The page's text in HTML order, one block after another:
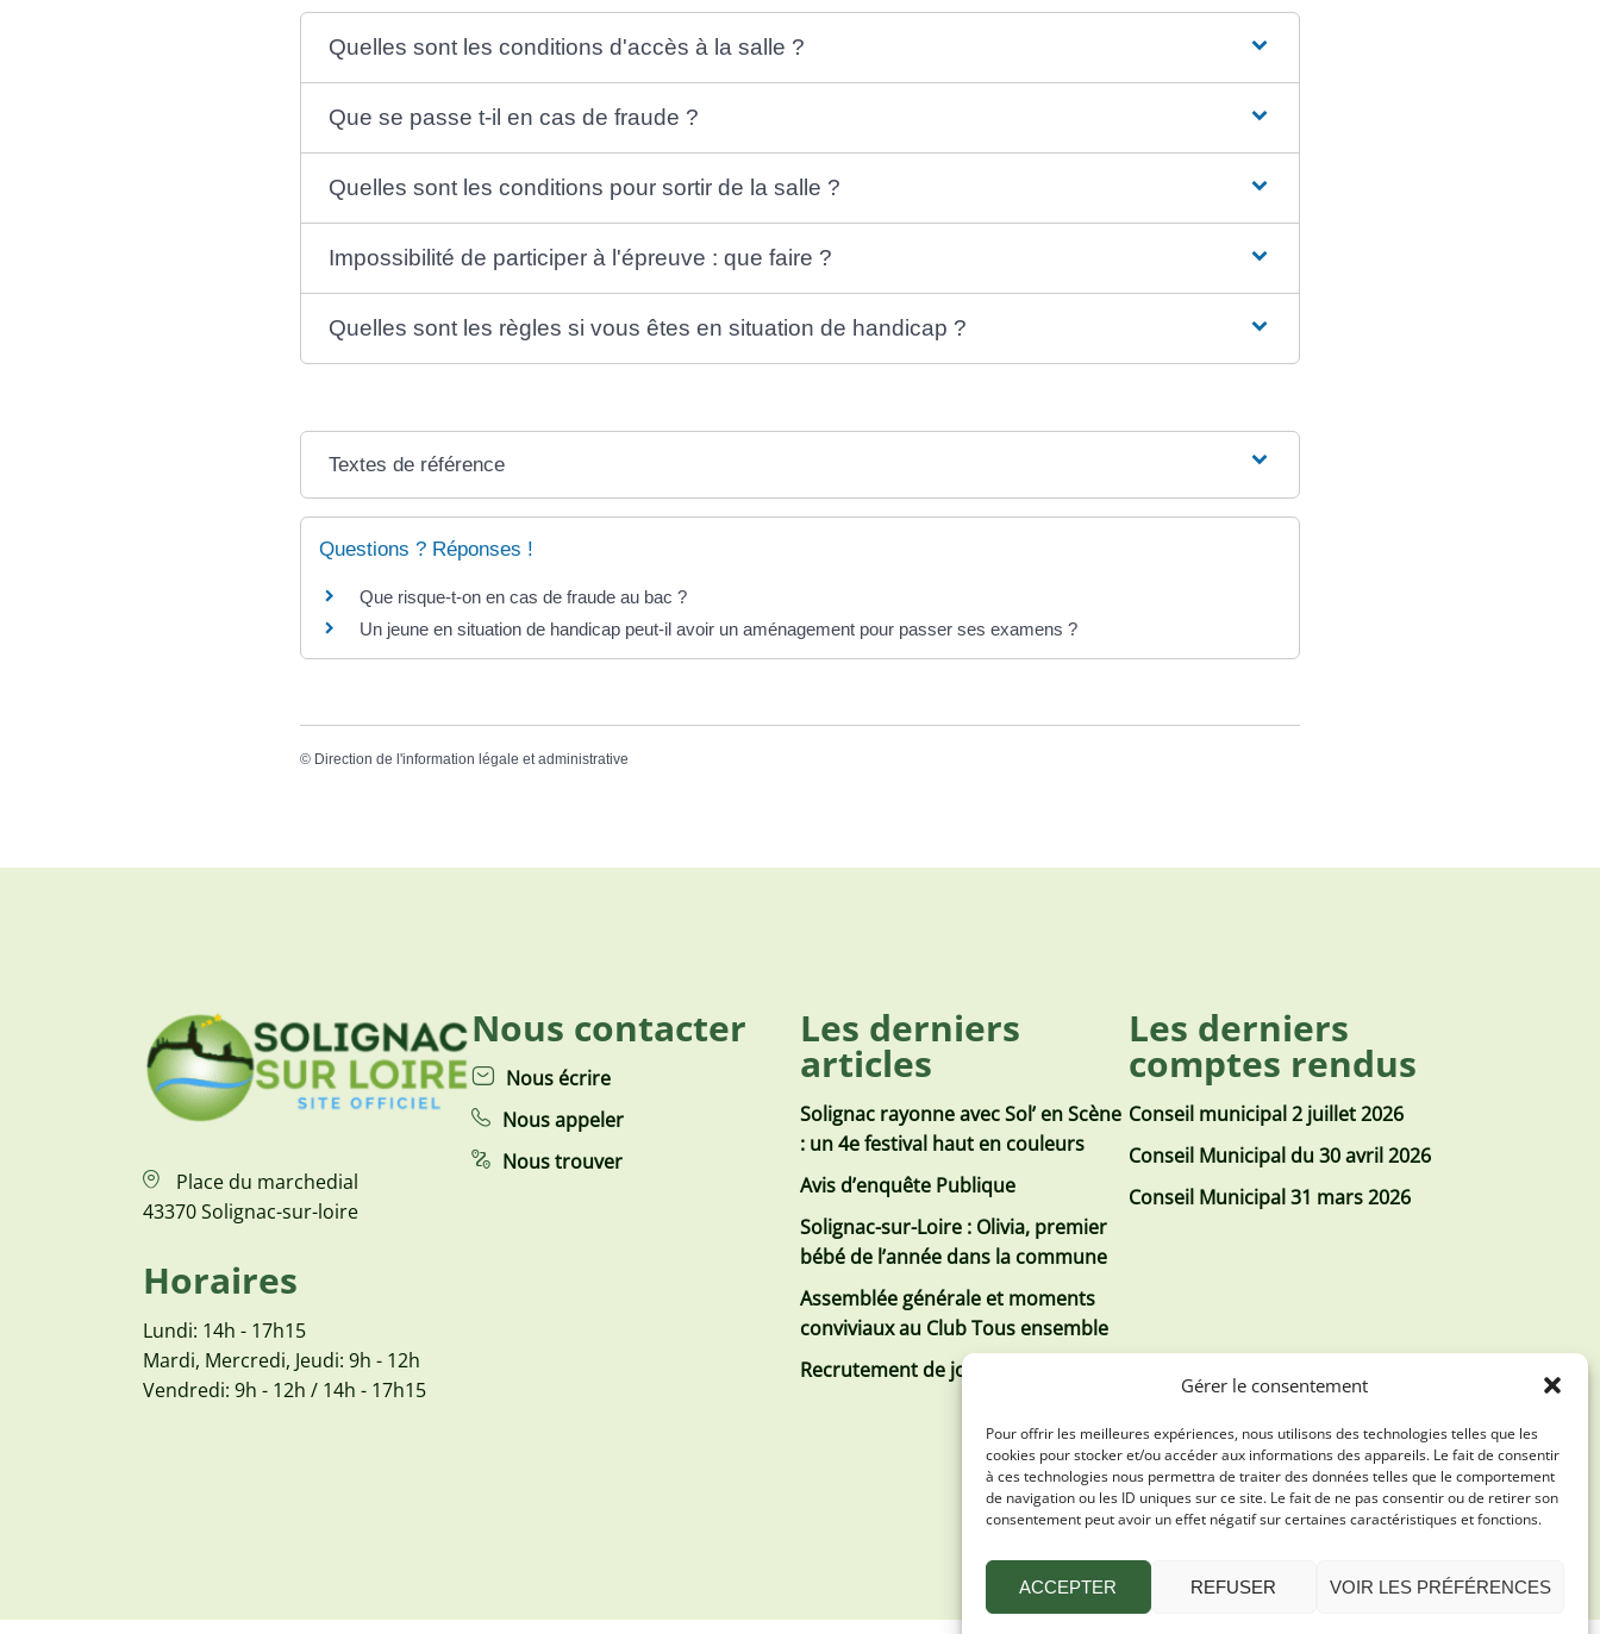
Gérer le consentement
Pour offrir les meilleures expériences, nous utilisons des technologies telles que les
cookies pour stocker et/ou accéder aux informations des appareils. Le fait de consentir
à ces technologies nous permettra de traiter des données telles que le comportement
de navigation ou les ID uniques sur ce site. Le fait de ne pas consentir ou de retirer son
consentement peut avoir un effet négatif sur certaines caractéristiques et fonctions.
ACCEPTER REFUSER VOIR LES PRÉFÉRENCES
Quelles sont les conditions d'accès à la salle ?
Que se passe t-il en cas de fraude ?
Quelles sont les conditions pour sortir de la salle ?
Impossibilité de participer à l'épreuve : que faire ?
Quelles sont les règles si vous êtes en situation de handicap ?
Textes de référence
Questions ? Réponses !
Que risque-t-on en cas de fraude au bac ?
Un jeune en situation de handicap peut-il avoir un aménagement pour passer ses examens ?
© Direction de l'information légale et administrative
Place du marchedial
43370 Solignac-sur-loire
Horaires
Lundi: 14h - 17h15
Mardi, Mercredi, Jeudi: 9h - 12h
Vendredi: 9h - 12h / 14h - 17h15
Nous contacter
Nous écrire
Nous appeler
Nous trouver
Les derniers
articles
Solignac rayonne avec Sol’ en Scène
: un 4e festival haut en couleurs
Avis d’enquête Publique
Solignac-sur-Loire : Olivia, premier
bébé de l’année dans la commune
Assemblée générale et moments
conviviaux au Club Tous ensemble
Recrutement de jobs d’été
Les derniers
comptes rendus
Conseil municipal 2 juillet 2026
Conseil Municipal du 30 avril 2026
Conseil Municipal 31 mars 2026